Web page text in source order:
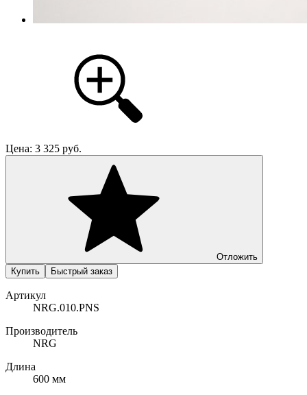
Цена: 3 325 руб.
Отложить
Купить
Быстрый заказ
Артикул
NRG.010.PNS
Производитель
NRG
Длина
600 мм